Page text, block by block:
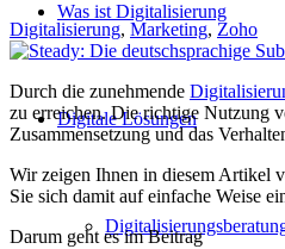
Was ist Digitalisierung
Digitale Lösungen
Digitalisierung, Marketing, Zoho
Durch die zunehmende
zu erreichen. Die richtige Nutzung
Zusammensetzung und das
Wir zeigen Ihnen in diesem Artikel
Sie sich damit auf einfache Weise
Darum geht es im Beitrag